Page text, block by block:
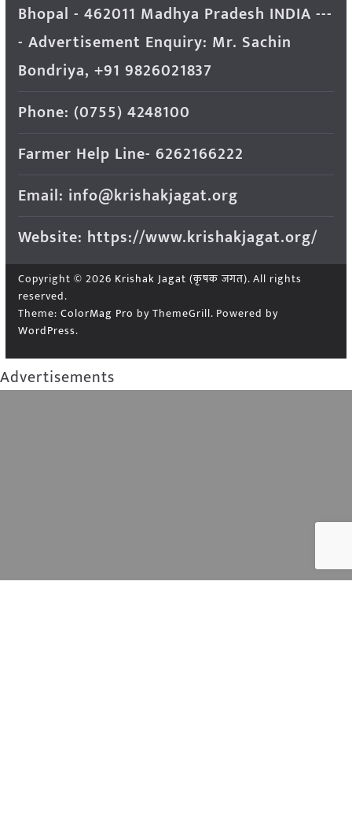
Bhopal - 462011 Madhya Pradesh INDIA ---
- Advertisement Enquiry: Mr. Sachin
Bondriya, +91 9826021837
Phone: (0755) 4248100
Farmer Help Line- 6262166222
Email: info@krishakjagat.org
Website: https://www.krishakjagat.org/
Copyright © 2026 Krishak Jagat (कृषक जगत). All rights
reserved.
Theme: ColorMag Pro by ThemeGrill. Powered by
WordPress.
Advertisements